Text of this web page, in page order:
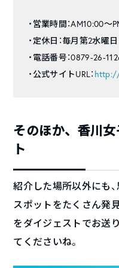
・営業時間：AM10:00～
・定休日：毎月第2水曜日
・電話番号：0879-26-
・公式サイトURL：
そのほか、香川
ト
紹介した場所以外にも、
スポットをたくさん発
をダイジェストでお送
てくださいね。